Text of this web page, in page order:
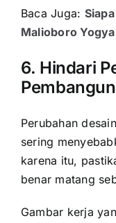
Baca Juga:
Malioboro
6. Hindari
Perubahan
sering
karena itu,
benar matang
Gambar kerja